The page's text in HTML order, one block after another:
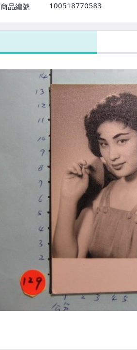
商品編號
100518770583